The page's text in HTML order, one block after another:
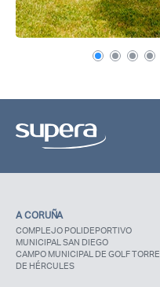
A CORUÑA
COMPLEJO POLIDEPORTIVO
MUNICIPAL SAN DIEGO
CAMPO MUNICIPAL DE GOLF TORRE
DE HÉRCULES